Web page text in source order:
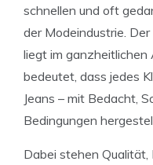
schnellen und oft
der Modeindustrie.
liegt im
bedeutet, dass jedes
Jeans – mit Bedacht,
Bedingungen
Dabei stehen